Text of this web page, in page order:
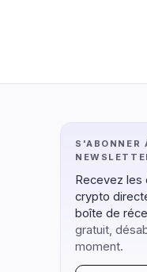
S'ABONNER
Recevez les
crypto
boîte de
gratuit,
moment.